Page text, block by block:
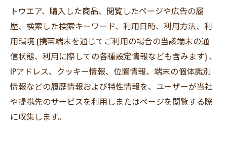
トウエア、購入した商品、閲覧したページや広告の履
歴、検索した検索キーワード、利用日時、利用方法、利
用環境 (携帯端末を通じてご利用の場合の当該端末の通
信状態、利用に際しての各種設定情報なども含みます) 、
IPアドレス、クッキー情報、位置情報、端末の個体識別
情報などの履歴情報および特性情報を、ユーザーが当社
や提携先のサービスを利用しまたはページを閲覧する際
に収集します。